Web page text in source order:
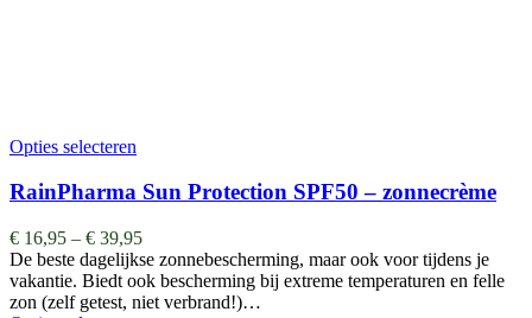
Opties selecteren
RainPharma Sun Protection SPF50 – zonnecrème
€ 16,95 – € 39,95
De beste dagelijkse zonnebescherming, maar ook voor tijdens je
vakantie. Biedt ook bescherming bij extreme temperaturen en felle
zon (zelf getest, niet verbrand!)…